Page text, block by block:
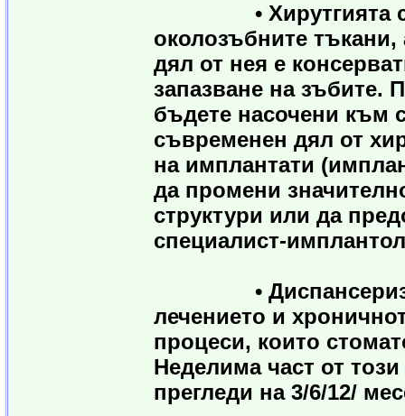
• Хирутгията се
околозъбните
дял от нея е
запазване на зъбите.
бъдете насочени към
съвременен дял от
на имплантати
да промени
структури или да
специалист-
•
лечението и
процеси, които
Неделима част от
прегледи на 3/6/12/